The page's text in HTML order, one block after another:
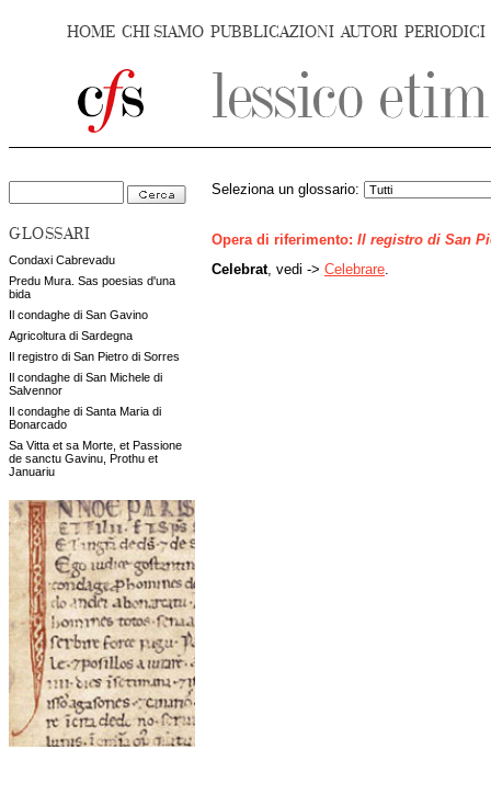
HOME CHI SIAMO PUBBLICAZIONI AUTORI PERIODICI
GLOSSARI
Condaxi Cabrevadu
Predu Mura. Sas poesias d'una
bida
Il condaghe di San Gavino
Agricoltura di Sardegna
Il registro di San Pietro di Sorres
Il condaghe di San Michele di
Salvennor
Il condaghe di Santa Maria di
Bonarcado
Sa Vitta et sa Morte, et Passione
de sanctu Gavinu, Prothu et
Januariu
Seleziona un glossario:
Opera di riferimento: Il registro di San
Celebrat, vedi -> Celebrare